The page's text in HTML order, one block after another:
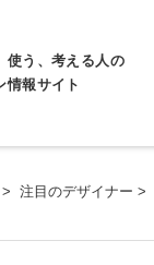
使う、考える人の
情報サイト
> 注目のデザイナー >